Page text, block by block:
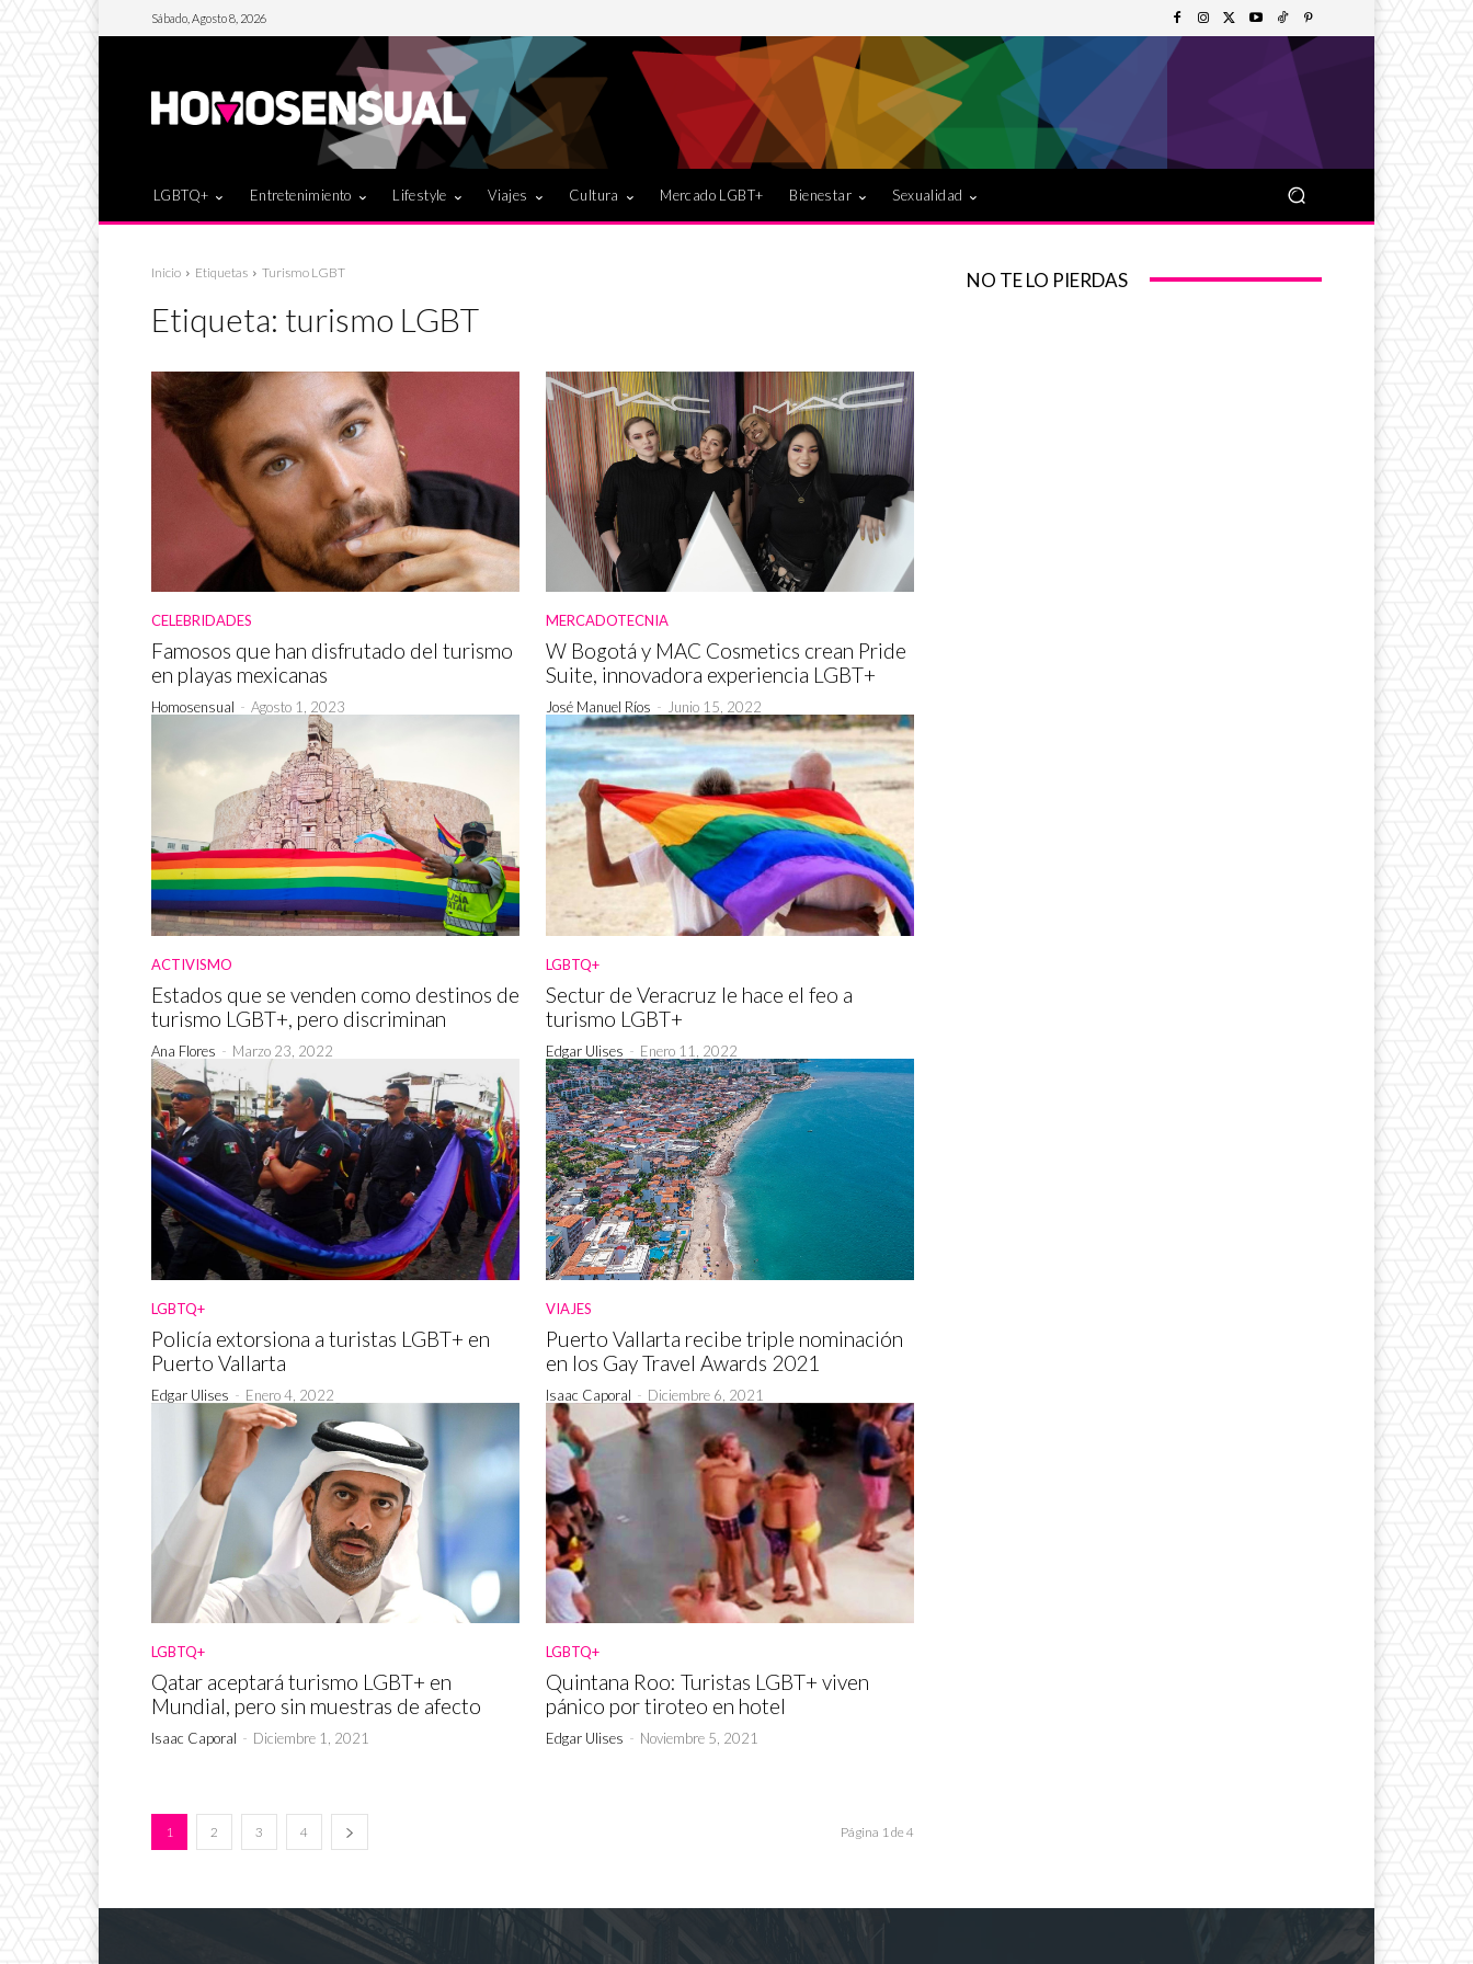
Sábado, Agosto 8, 2026
LGBTQ+ Entretenimiento Lifestyle Viajes Cultura Mercado LGBT+ Bienestar Sexualidad
Inicio Etiquetas Turismo LGBT
Etiqueta: turismo LGBT
CELEBRIDADES
Famosos que han disfrutado del turismo
en playas mexicanas
Homosensual - Agosto 1, 2023
MERCADOTECNIA
W Bogotá y MAC Cosmetics crean Pride
Suite, innovadora experiencia LGBT+
José Manuel Ríos - Junio 15, 2022
ACTIVISMO
Estados que se venden como destinos de
turismo LGBT+, pero discriminan
Ana Flores - Marzo 23, 2022
LGBTQ+
Sectur de Veracruz le hace el feo a
turismo LGBT+
Edgar Ulises - Enero 11, 2022
LGBTQ+
Policía extorsiona a turistas LGBT+ en
Puerto Vallarta
Edgar Ulises - Enero 4, 2022
VIAJES
Puerto Vallarta recibe triple nominación
en los Gay Travel Awards 2021
Isaac Caporal - Diciembre 6, 2021
LGBTQ+
Qatar aceptará turismo LGBT+ en
Mundial, pero sin muestras de afecto
Isaac Caporal - Diciembre 1, 2021
LGBTQ+
Quintana Roo: Turistas LGBT+ viven
pánico por tiroteo en hotel
Edgar Ulises - Noviembre 5, 2021
1 2 3 4 Página 1 de 4
NO TE LO PIERDAS